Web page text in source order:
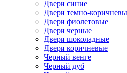
Двери синие
Двери темно-
Двери фиолетовые
Двери черные
Двери шоколадные
Двери коричневые
Черный венге
Черный дуб